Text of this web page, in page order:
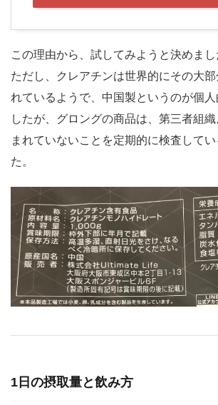
この理由から、試してみようと決めまし
ただし、クレアチンは世界的にその大
れているようで、中国製というのが個
したが、グロングの商品は、第三者組
まれていないことを定期的に検査して
た。
1日の摂取量と飲み方